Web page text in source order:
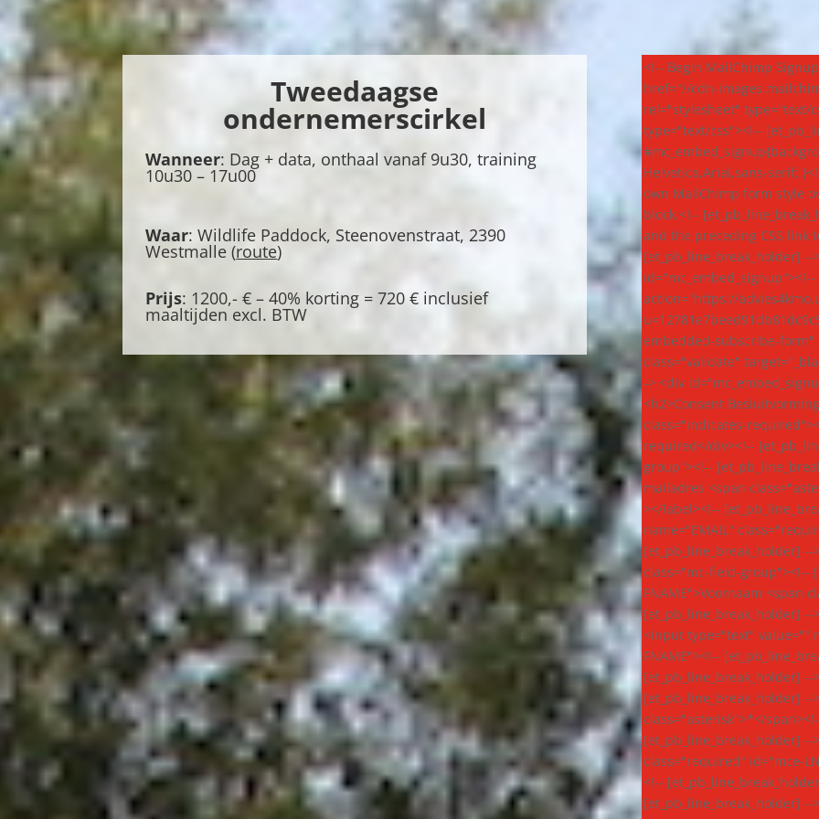
Tweedaagse
ondernemerscirkel
Wanneer: Dag + data, onthaal vanaf 9u30, training
10u30 – 17u00
Waar: Wildlife Paddock, Steenovenstraat, 2390
Westmalle (route)
Prijs: 1200,- € – 40% korting = 720 € inclusief
maaltijden excl. BTW
<!-- Begin MailChimp Signup Form --><!-- [et_pb_line_break_holder] --><link href="//cdn-images.mailchimp.com/embedcode/classic-10_7.css" rel="stylesheet" type="text/css"><!-- [et_pb_line_break_holder] --><style type="text/css"><!-- [et_pb_line_break_holder] --> #mc_embed_signup{background:#fff; clear:left; font:14px Helvetica,Arial,sans-serif; }<!-- [et_pb_line_break_holder] --> /* Add your own MailChimp form style overrides in your site stylesheet or in this style block.<!-- [et_pb_line_break_holder] --> We recommend moving this block and the preceding CSS link to the HEAD of your HTML file. */<!-- [et_pb_line_break_holder] --></style><!-- [et_pb_line_break_holder] --><div id="mc_embed_signup"><!-- [et_pb_line_break_holder] --><form action="https://advies4kmo.us5.list-manage.com/subscribe/post?u=12781e7beed91db81dc9c58de&id=3ff8250b4e" method="post" id="mc-embedded-subscribe-form" name="mc-embedded-subscribe-form" class="validate" target="_blank" novalidate><!-- [et_pb_line_break_holder] --> <div id="mc_embed_signup_scroll"><!-- [et_pb_line_break_holder] --> <h2>Consent Besluitvorming</h2><!-- [et_pb_line_break_holder] --><div class="indicates-required"><span class="asterisk">*</span> indicates required</div><!-- [et_pb_line_break_holder] --><div class="mc-field-group"><!-- [et_pb_line_break_holder] --> <label for="mce-EMAIL">E-mailadres <span class="asterisk">*</span><!-- [et_pb_line_break_holder] --></label><!-- [et_pb_line_break_holder] --> <input type="email" value="" name="EMAIL" class="required email" id="mce-EMAIL"><!-- [et_pb_line_break_holder] --></div><!-- [et_pb_line_break_holder] --><div class="mc-field-group"><!-- [et_pb_line_break_holder] --> <label for="mce-FNAME">Voornaam <span class="asterisk">*</span><!-- [et_pb_line_break_holder] --></label><!-- [et_pb_line_break_holder] --> <input type="text" value="" name="FNAME" class="required" id="mce-FNAME"><!-- [et_pb_line_break_holder] --></div><!-- [et_pb_line_break_holder] --><div class="mc-field-group"><!-- [et_pb_line_break_holder] --> <label for="mce-LNAME">Familienaam <span class="asterisk">*</span><!-- [et_pb_line_break_holder] --></label><!-- [et_pb_line_break_holder] --> <input type="text" value="" name="LNAME" class="required" id="mce-LNAME"><!-- [et_pb_line_break_holder] --></div><!-- [et_pb_line_break_holder] --><div class="mc-field-group"><!-- [et_pb_line_break_holder] --> <label for="mce-MMERGE4">Bedrijf/Organisatie </label><!-- [et_pb_line_break_holder] --> <input type="text" value="" name="MMERGE4" class="" id="mce-MMERGE4"><!-- [et_pb_line_break_holder] --></div><!-- [et_pb_line_break_holder] --><div class="mc-address-group"><!-- [et_pb_line_break_holder] --> <div class="mc-field-group"><!-- [et_pb_line_break_holder] --> <label for="mce-MMERGE3-addr1">Adres bedrijf/organisatie </label><!-- [et_pb_line_break_holder] --> <input type="text" value="" maxlength="70" name="MMERGE3[addr1]" id="mce-MMERGE3-addr1" class=""><!-- [et_pb_line_break_holder] --> </div><!-- [et_pb_line_break_holder] --> <div class="mc-field-group"><!-- [et_pb_line_break_holder] --> <label for="mce-MMERGE3-addr2">Adreslijn 2</label><!-- [et_pb_line_break_holder] --> <input type="text" value="" maxlength="70" name="MMERGE3[addr2]" id="mce-MMERGE3-addr2"> <!-- [et_pb_line_break_holder] --> </div><!-- [et_pb_line_break_holder] --> <div class="mc-field-group size1of2"><!-- [et_pb_line_break_holder] --> <label for="mce-MMERGE3-city">Stad</label><!-- [et_pb_line_break_holder] --> <input type="text" value="" maxlength="40" name="MMERGE3[city]" id="mce-MMERGE3-city" class=""><!-- [et_pb_line_break_holder] --> </div><!-- [et_pb_line_break_holder] --> <div class="mc-field-group size1of2"><!-- [et_pb_line_break_holder] --> <label for="mce-